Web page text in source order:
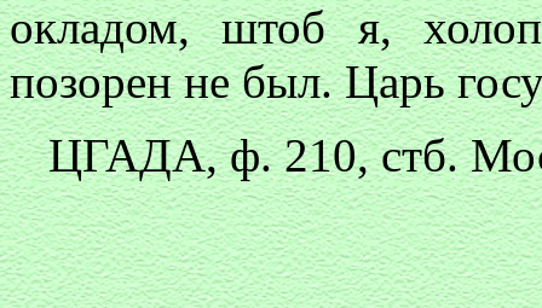
окладом, штоб я,
позорен не был. Царь
ЦГАДА, ф. 210, стб.